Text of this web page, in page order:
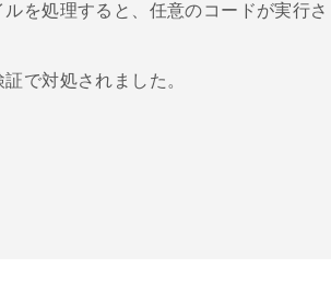
を処理すると、任意のコードが実行さ
で対処されました。